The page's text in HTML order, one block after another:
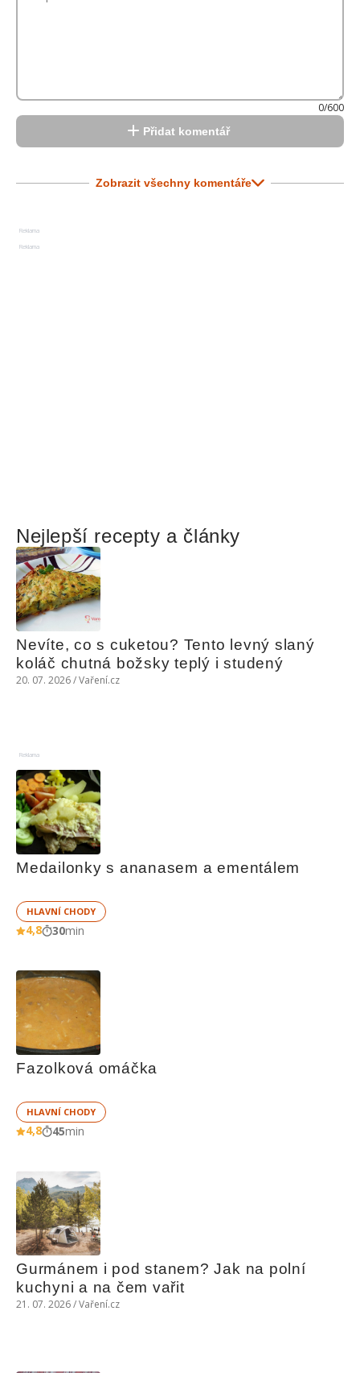
0/600
Přidat komentář
Zobrazit všechny komentáře
Reklama
Reklama
Nejlepší recepty a články
Nevíte, co s cuketou? Tento levný slaný
koláč chutná božsky teplý i studený
20. 07. 2026 / Vaření.cz
Reklama
Medailonky s ananasem a ementálem
HLAVNÍ CHODY
4,8 30min
Fazolková omáčka
HLAVNÍ CHODY
4,8 45min
Gurmánem i pod stanem? Jak na polní
kuchyni a na čem vařit
21. 07. 2026 / Vaření.cz